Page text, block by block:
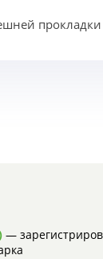
прокладки
—